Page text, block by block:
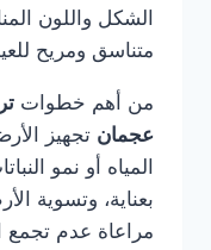
الشكل واللون
متناسق ومريح
من أهم خطوات
عجمان تجهيز
المياه أو نمو
بعناية، وتسوية
مراعاة عدم تجمع